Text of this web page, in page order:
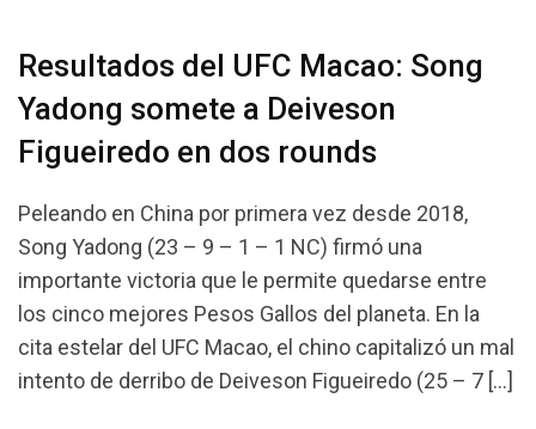
Resultados del UFC Macao: Song
Yadong somete a Deiveson
Figueiredo en dos rounds
Peleando en China por primera vez desde 2018,
Song Yadong (23 – 9 – 1 – 1 NC) firmó una
importante victoria que le permite quedarse entre
los cinco mejores Pesos Gallos del planeta. En la
cita estelar del UFC Macao, el chino capitalizó un mal
intento de derribo de Deiveson Figueiredo (25 – 7 […]